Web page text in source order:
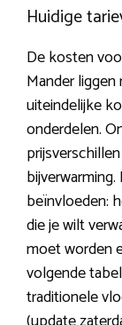
Huidige
De kosten
Mander
uiteindelijke
onderdelen.
beïnvloeden:
die je wilt
moet worden
volgende
traditionele